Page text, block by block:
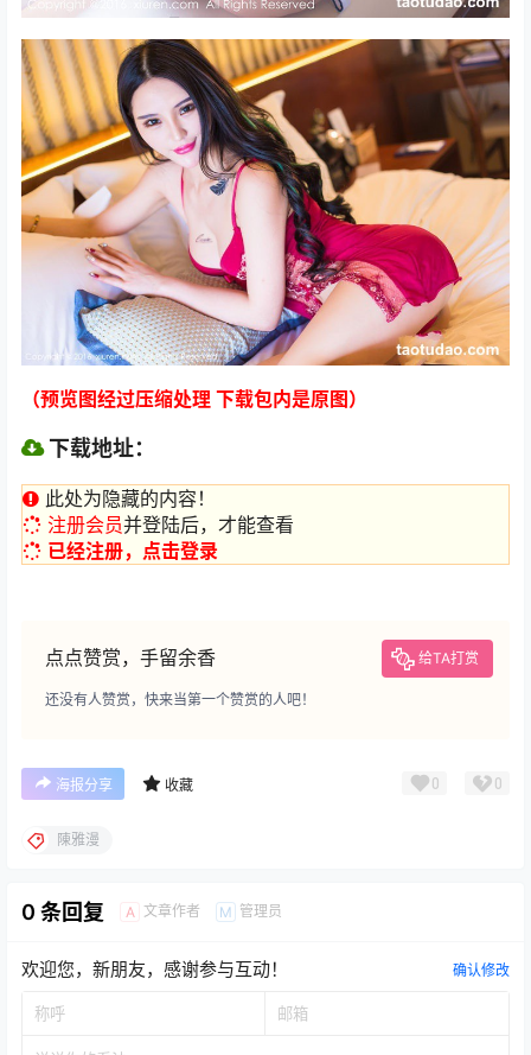
（预览图经过压缩处理 下载包内是原图）
下载地址：
此处为隐藏的内容！
注册会员并登陆后，才能查看
已经注册，点击登录
点点赞赏，手留余香 给TA打赏
还没有人赞赏，快来当第一个赞赏的人吧！
海报分享 收藏 0 0
陳雅漫
0 条回复 A 文章作者 M 管理员
欢迎您，新朋友，感谢参与互动！ 确认修改